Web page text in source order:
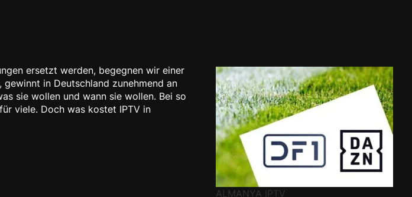
ALMANYA IPTV
ersetzt werden, begegnen wir einer
in Deutschland zunehmend an
sie wollen und wann sie wollen. Bei so
viele. Doch was kostet IPTV in